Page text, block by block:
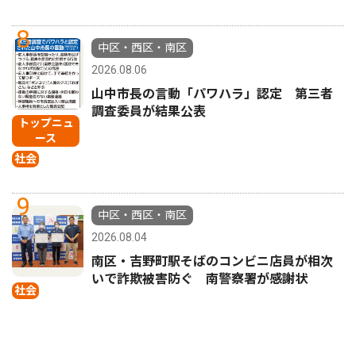
8
トップニュ
ース
社会
中区・西区・南区
2026.08.06
山中市長の言動「パワハラ」認定 第三者
調査委員が結果公表
9
社会
中区・西区・南区
2026.08.04
南区・吉野町駅そばのコンビニ店員が相次
いで詐欺被害防ぐ 南警察署が感謝状